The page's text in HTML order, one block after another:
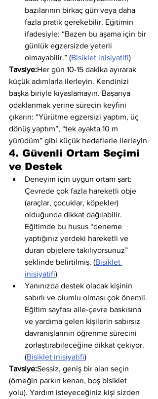
bazılarının birkaç gün veya daha
fazla pratik gerekebilir. Eğitimin
ifadesiyle: “Bazen bu aşama için bir
günlük egzersizde yeterli
olmayabilir.” (Bisiklet inisiyatifi)
Tavsiye:Her gün 10-15 dakika ayırarak
küçük adımlarla ilerleyin. Kendinizi
başka biriyle kıyaslamayın. Başarıya
odaklanmak yerine sürecin keyfini
çıkarın: “Yürütme egzersizi yaptım, üç
dönüş yaptım”, “tek ayakta 10 m
yürüdüm” gibi küçük hedeflerle ilerleyin.
4. Güvenli Ortam Seçimi
ve Destek
Deneyim için uygun ortam şart:
Çevrede çok fazla hareketli obje
(araçlar, çocuklar, köpekler)
olduğunda dikkat dağılabilir.
Eğitimde bu husus “deneme
yaptığınız yerdeki hareketli ve
duran objelere takılıyorsunuz”
şeklinde belirtilmiş. (Bisiklet
inisiyatifi)
Yanınızda destek olacak kişinin
sabırlı ve olumlu olması çok önemli.
Eğitim sayfası aile-çevre baskısına
ve yardıma gelen kişilerin sabırsız
davranışlarının öğrenme sürecini
zorlaştırabileceğine dikkat çekiyor.
(Bisiklet inisiyatifi)
Tavsiye:Sessiz, geniş bir alan seçin
(örneğin parkın kenarı, boş bisiklet
yolu). Yardım isteyeceğiniz kişi sizden